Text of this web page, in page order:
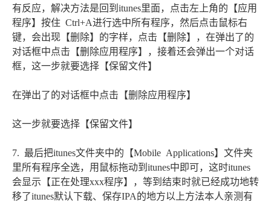
有反应，解决方法是回到itunes里面，点击左上角的【应用
程序】按住 Ctrl+A进行选中所有程序，然后点击鼠标右
键，会出现【删除】的字样，点击【删除】，在弹出了的
对话框中点击【删除应用程序】，接着还会弹出一个对话
框，这一步就要选择【保留文件】
在弹出了的对话框中点击【删除应用程序】
这一步就要选择【保留文件】
7. 最后把itunes文件夹中的【Mobile Applications】文件夹
里所有程序全选，用鼠标拖动到itunes中即可，这时itunes
会显示【正在处理xxx程序】，等到结束时就已经成功地转
移了itunes默认下载、保存IPA的地方以上方法本人亲测有